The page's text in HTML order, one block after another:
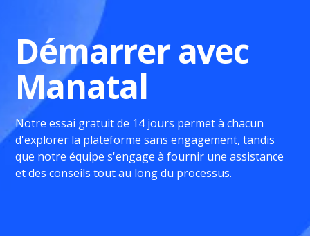
Démarrer avec
Manatal
Notre essai gratuit de 14 jours permet à chacun
d'explorer la plateforme sans engagement, tandis
que notre équipe s'engage à fournir une assistance
et des conseils tout au long du processus.